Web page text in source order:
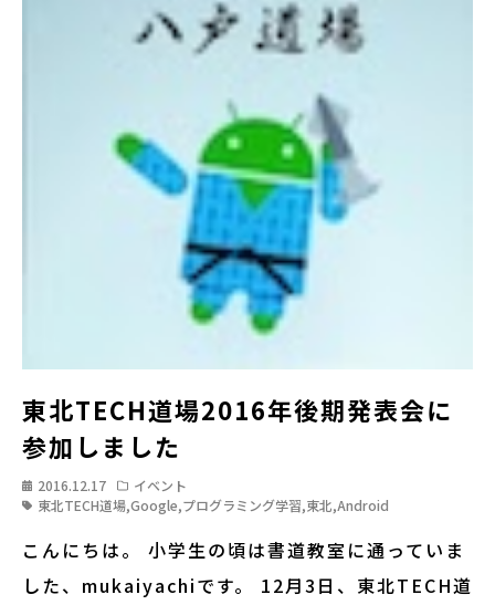
東北TECH道場2016年後期発表会に
参加しました
2016.12.17
イベント
東北TECH道場,Google,プログラミング学習,東北,Android
こんにちは。 小学生の頃は書道教室に通っていま
した、mukaiyachiです。 12月3日、東北TECH道